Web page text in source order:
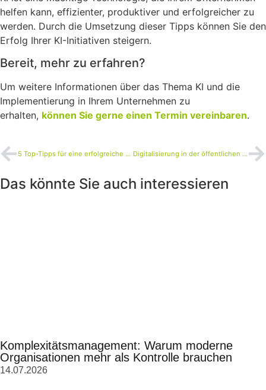
helfen kann, effizienter, produktiver und erfolgreicher zu
werden. Durch die Umsetzung dieser Tipps können Sie den
Erfolg Ihrer KI-Initiativen steigern.
Bereit, mehr zu erfahren?
Um weitere Informationen über das Thema KI und die
Implementierung in Ihrem Unternehmen zu
erhalten, können Sie gerne einen Termin vereinbaren.
5 Top-Tipps für eine erfolgreiche ERP-Implementierung Digitalisierung in der öffentlichen Verwaltung
Das könnte Sie auch interessieren
Komplexitätsmanagement: Warum moderne
Organisationen mehr als Kontrolle brauchen
14.07.2026